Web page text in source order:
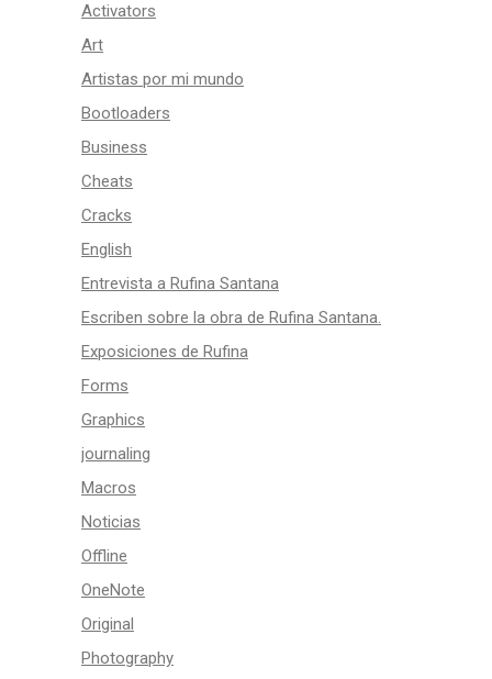
Activators
Art
Artistas por mi mundo
Bootloaders
Business
Cheats
Cracks
English
Entrevista a Rufina Santana
Escriben sobre la obra de Rufina Santana.
Exposiciones de Rufina
Forms
Graphics
journaling
Macros
Noticias
Offline
OneNote
Original
Photography